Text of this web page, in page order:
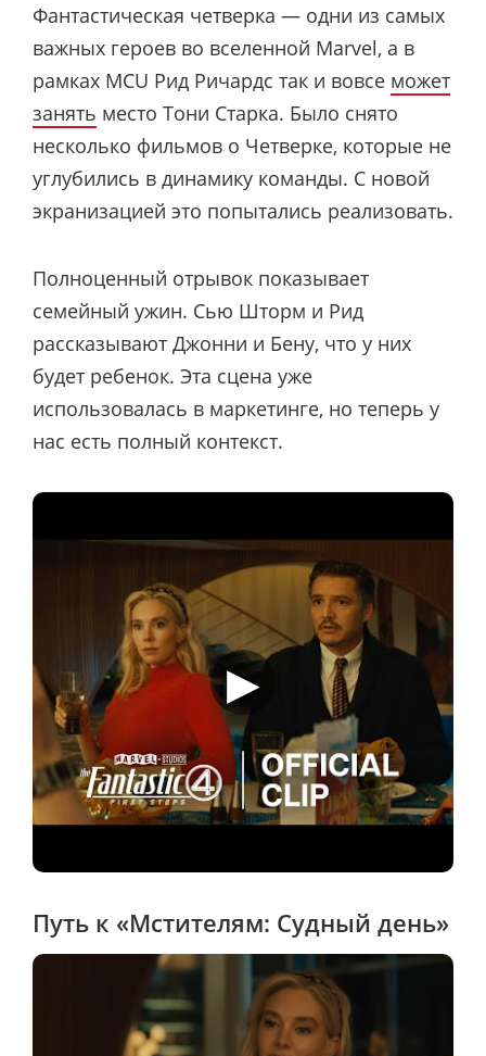
Фантастическая четверка — одни из самых
важных героев во вселенной Marvel, а в
рамках MCU Рид Ричардс так и вовсе может
занять место Тони Старка. Было снято
несколько фильмов о Четверке, которые не
углубились в динамику команды. С новой
экранизацией это попытались реализовать.
Полноценный отрывок показывает
семейный ужин. Сью Шторм и Рид
рассказывают Джонни и Бену, что у них
будет ребенок. Эта сцена уже
использовалась в маркетинге, но теперь у
нас есть полный контекст.
▶
Путь к «Мстителям: Судный день»